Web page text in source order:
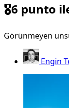
🎖️6 punto
Görünmeyen
Engin